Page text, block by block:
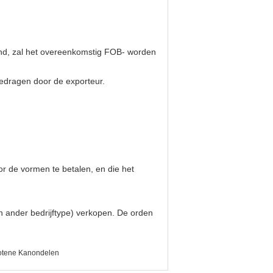
zal het overeenkomstig FOB- worden
door de exporteur.
de vormen te betalen, en die het
ander bedrijftype) verkopen. De orden
Kanondelen